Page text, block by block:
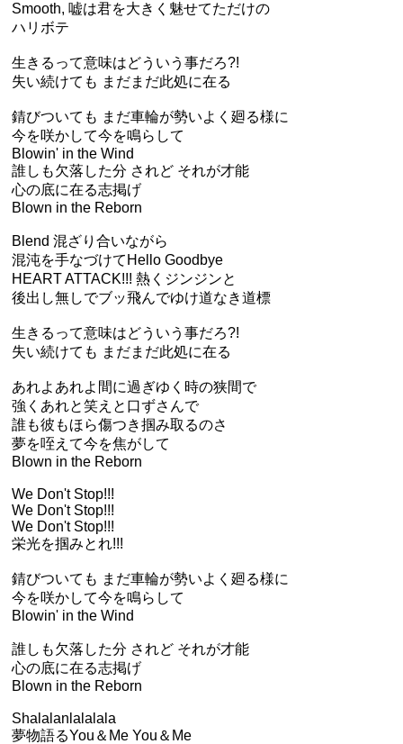
Smooth, 嘘は君を大きく魅せてただけの
ハリボテ
生きるって意味はどういう事だろ?!
失い続けても まだまだ此処に在る
錆びついても まだ車輪が勢いよく廻る様に
今を咲かして今を鳴らして
Blowin' in the Wind
誰しも欠落した分 されど それが才能
心の底に在る志掲げ
Blown in the Reborn
Blend 混ざり合いながら
混沌を手なづけてHello Goodbye
HEART ATTACK!!! 熱くジンジンと
後出し無しでブッ飛んでゆけ道なき道標
生きるって意味はどういう事だろ?!
失い続けても まだまだ此処に在る
あれよあれよ間に過ぎゆく時の狭間で
強くあれと笑えと口ずさんで
誰も彼もほら傷つき掴み取るのさ
夢を咥えて今を焦がして
Blown in the Reborn
We Don't Stop!!!
We Don't Stop!!!
We Don't Stop!!!
栄光を掴みとれ!!!
錆びついても まだ車輪が勢いよく廻る様に
今を咲かして今を鳴らして
Blowin' in the Wind
誰しも欠落した分 されど それが才能
心の底に在る志掲げ
Blown in the Reborn
Shalalanlalalala
夢物語るYou＆Me You＆Me